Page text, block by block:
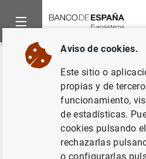
Inicio Noticias y eventos
Volver
El BCE mantiene
los tipos de
Aviso de cookies.
Este sitio o
propias y de
funcionamiento,
de estadísticas.
cookies pulsando
rechazarlas
o configurarlas